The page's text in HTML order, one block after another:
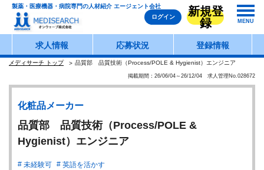
製薬・医療機器・病院専門の人材紹介 エージェント会社
ログイン
新規登
録
MENU
求人情報 応募状況 登録情報
メディサーチ トップ 品質部 品質技術（Process/POLE & Hygienist）エンジニア
掲載期間：26/06/04～26/12/04 求人管理No.028672
化粧品メーカー
品質部 品質技術（Process/POLE &
Hygienist）エンジニア
未経験可 英語を活かす